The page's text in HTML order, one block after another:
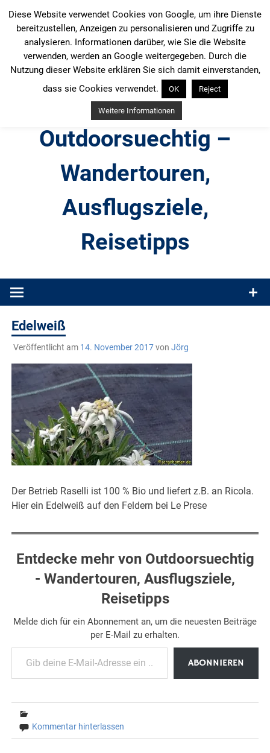
Inhalt
springen
Outdoorsuechtig –
Wandertouren,
Ausflugsziele,
Reisetipps
Produkttests und Buchrezensionen. Ein Blog für alle, die gern
Edelweiß
Veröffentlicht am 14. November 2017von Jörg
Der Betrieb Raselli ist 100 % Bio und liefert z.B. an Ricola.
Hier ein Edelweiß auf den Feldern bei Le Prese
Entdecke mehr von Outdoorsuechtig
- Wandertouren, Ausflugsziele,
Reisetipps
Melde dich für ein Abonnement an, um die neuesten Beiträge
per E-Mail zu erhalten.
Gib deine E-Mail-Adresse ein ...
ABONNIEREN
Kommentar hinterlassen
Diese Website verwendet Cookies von Google, um ihre Dienste
bereitzustellen, Anzeigen zu personalisieren und Zugriffe zu
analysieren. Informationen darüber, wie Sie die Website
verwenden, werden an Google weitergegeben. Durch die
Nutzung dieser Website erklären Sie sich damit einverstanden,
dass sie Cookies verwendet.
OK Reject
Weitere Informationen